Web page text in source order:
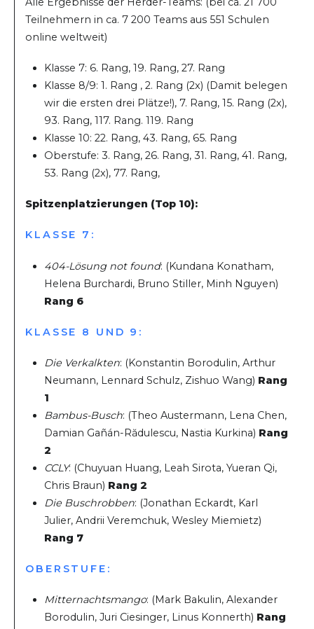
Teilnehmern in ca. 7 200 Teams aus 551 Schulen
online weltweit)
Klasse 7: 6. Rang, 19. Rang, 27. Rang
Klasse 8/9: 1. Rang , 2. Rang (2x) (Damit belegen
wir die ersten drei Plätze!), 7. Rang, 15. Rang (2x),
93. Rang, 117. Rang. 119. Rang
Klasse 10: 22. Rang, 43. Rang, 65. Rang
Oberstufe: 3. Rang, 26. Rang, 31. Rang, 41. Rang,
53. Rang (2x), 77. Rang,
Spitzenplatzierungen (Top 10):
KLASSE 7:
404-Lösung not found: (Kundana Konatham,
Helena Burchardi, Bruno Stiller, Minh Nguyen)
Rang 6
KLASSE 8 UND 9:
Die Verkalkten: (Konstantin Borodulin, Arthur
Neumann, Lennard Schulz, Zishuo Wang) Rang
1
Bambus-Busch: (Theo Austermann, Lena Chen,
Damian Gañán-Rădulescu, Nastia Kurkina) Rang
2
CCLY: (Chuyuan Huang, Leah Sirota, Yueran Qi,
Chris Braun) Rang 2
Die Buschrobben: (Jonathan Eckardt, Karl
Julier, Andrii Veremchuk, Wesley Miemietz)
Rang 7
OBERSTUFE:
Mitternachtsmango: (Mark Bakulin, Alexander
Borodulin, Juri Ciesinger, Linus Konnerth) Rang